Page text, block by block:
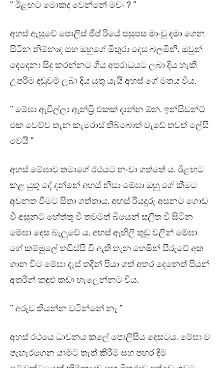
” ඊළඟට මොකද වෙන්නේ මචං ? ”
අහස් ඇසුවේ පොලිස් ජීප් රියේ පසුපස මාංචු දමා ගෙන
සිටින නිම්නාද සහ ඔහුගේ මිතුරා දෙස බලමිනි. ඔවුන්
දෙදෙනා සිදු කරන්නට ගිය අපරාධයට ලබා දිය හැකි
උපරිම දඬුවම් ලබා දිය යුතු යැයි අහස් ගේ මතය විය.
” මේඝා ඇවිල්ලා ඇන්ට්‍රි එකක් දාන්න ඕන. ඉන්සිඩන්ට්
එක වෙච්ච තැන කැමරාස් තිබ්බොත් වැඩේ තවත් ලේසි
වෙයි ”
අහස් මේඝාව තමාගේ රථයට නංවා ගත්තේ ය. ඊළඟට
කළ යුතු දේ දන්නේ අහස් නිසා මේඝා ඔහු ගේ කීමට
අවනත වීමට සිතා ගත්තාය. අහස් රියදුරු අසනට ගොඩ
වී අසුනට හේත්තු වී තවමත් බියෙන් සලිත වී සිටින
මේඝා දෙස බැලුවේ ය. අහස් ඇඟිලි තුඩු වලින් මේඝා
ගේ කම්මුලේ තඩිස්සි වී ඇති තැන හෙමින් සීරුවේ අත
ගාන විට මේඝා දෑස් තදින් පියා ගත් අතර දෙනෙත් පියන්
අතරින් කඳුළු කඩා හැලෙන්නට විය.
” අරූව තියන්න වටින්නේ නෑ ”
අහස් රථයෙ ධාවනය කලේ පොලිසිය දෙසටය. මේඝා ව
පැහැරගෙන යාමට තැත් කිරීම සහ පහර දීම